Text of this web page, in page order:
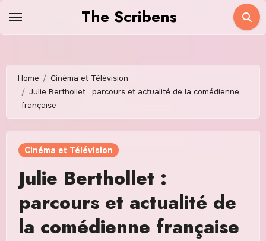
The Scribens
Home
Cinéma et Télévision
Julie Berthollet : parcours et actualité de la comédienne
française
Cinéma et Télévision
Julie Berthollet :
parcours et actualité de
la comédienne française